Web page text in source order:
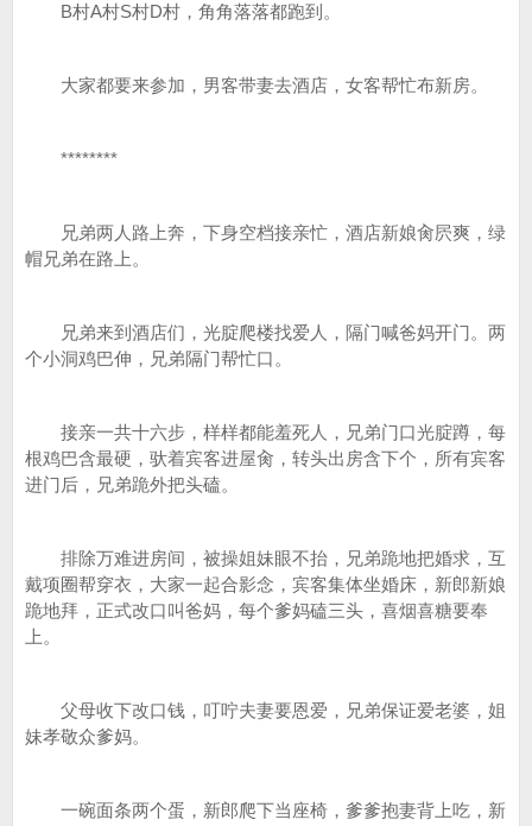
B村A村S村D村，角角落落都跑到。
大家都要来参加，男客带妻去酒店，女客帮忙布新房。
********
兄弟两人路上奔，下身空档接亲忙，酒店新娘肏屄爽，绿
帽兄弟在路上。
兄弟来到酒店们，光腚爬楼找爱人，隔门喊爸妈开门。两
个小洞鸡巴伸，兄弟隔门帮忙口。
接亲一共十六步，样样都能羞死人，兄弟门口光腚蹲，每
根鸡巴含最硬，驮着宾客进屋肏，转头出房含下个，所有宾客
进门后，兄弟跪外把头磕。
排除万难进房间，被操姐妹眼不抬，兄弟跪地把婚求，互
戴项圈帮穿衣，大家一起合影念，宾客集体坐婚床，新郎新娘
跪地拜，正式改口叫爸妈，每个爹妈磕三头，喜烟喜糖要奉
上。
父母收下改口钱，叮咛夫妻要恩爱，兄弟保证爱老婆，姐
妹孝敬众爹妈。
一碗面条两个蛋，新郎爬下当座椅，爹爹抱妻背上吃，新